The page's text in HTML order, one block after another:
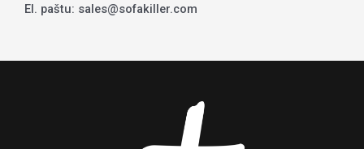
El. paštu: sales@sofakiller.com